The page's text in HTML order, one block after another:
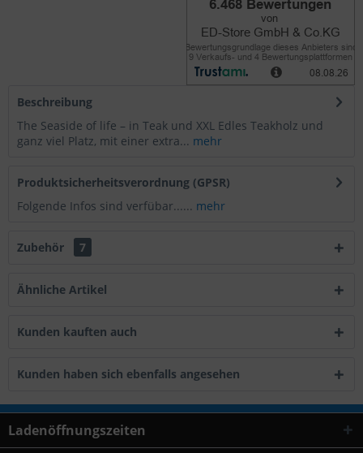
Beschreibung
The Seaside of life – in Teak und XXL Edles Teakholz und
ganz viel Platz, mit einer extra... mehr
Produktsicherheitsverordnung (GPSR)
Folgende Infos sind verfübar...... mehr
Zubehör 7
Ähnliche Artikel
Kunden kauften auch
Kunden haben sich ebenfalls angesehen
Ladenöffnungszeiten